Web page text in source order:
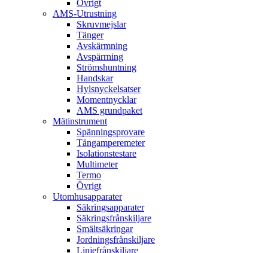
Övrigt
AMS-Utrustning
Skruvmejslar
Tänger
Avskärmning
Avspärrning
Strömshuntning
Handskar
Hylsnyckelsatser
Momentnycklar
AMS grundpaket
Mätinstrument
Spänningsprovare
Tångamperemeter
Isolationstestare
Multimeter
Termo
Övrigt
Utomhusapparater
Säkringsapparater
Säkringsfrånskiljare
Smältsäkringar
Jordningsfrånskiljare
Linjefrånskiljare